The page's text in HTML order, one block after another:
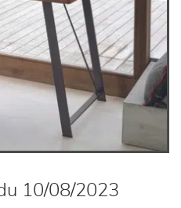
10/08/2023